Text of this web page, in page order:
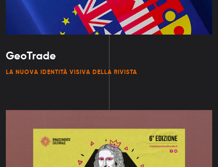
GeoTrade
LA NUOVA IDENTITÀ VISIVA DELLA RIVISTA